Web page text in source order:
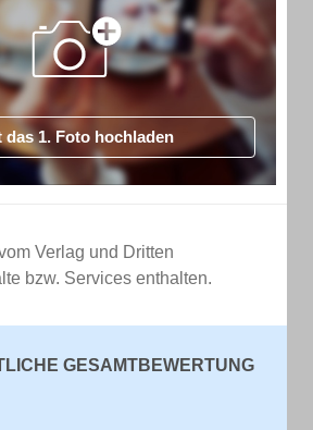
das 1. Foto hochladen
Verlag und Dritten
bzw. Services enthalten.
GESAMTBEWERTUNG